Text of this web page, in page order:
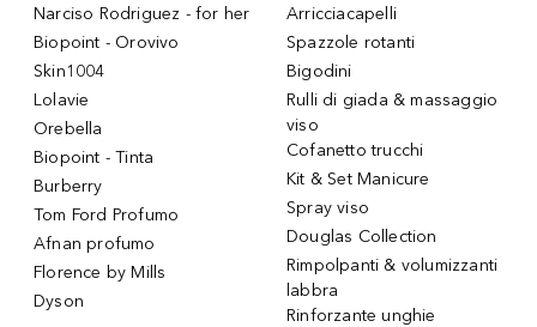
Narciso Rodriguez - for her
Biopoint - Orovivo
Skin1004
Lolavie
Orebella
Biopoint - Tinta
Burberry
Tom Ford Profumo
Afnan profumo
Florence by Mills
Dyson
Arricciacapelli
Spazzole rotanti
Bigodini
Rulli di giada & massaggio
viso
Cofanetto trucchi
Kit & Set Manicure
Spray viso
Douglas Collection
Rimpolpanti & volumizzanti
labbra
Rinforzante unghie